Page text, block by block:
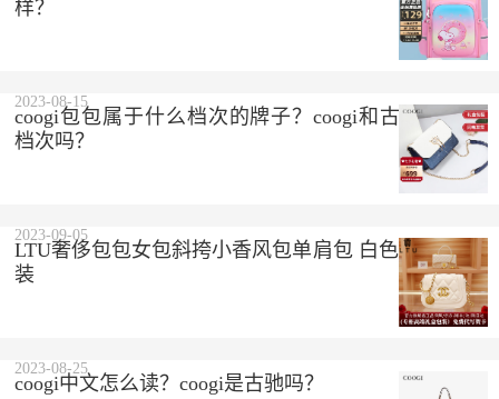
样？
coogi包包属于什么档次的牌子？coogi和古驰是一个
档次吗？
2023-08-15
LTU奢侈包包女包斜挎小香风包单肩包 白色 精美礼盒
装
2023-09-05
coogi中文怎么读？coogi是古驰吗？
2023-08-25